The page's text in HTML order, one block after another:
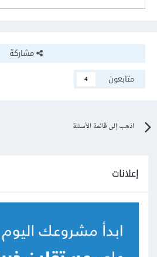
مشاركة
متابعون
4
اذهب إلى قائمة الأسئلة
إعلانات